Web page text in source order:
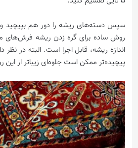
سپس دسته‌های ریشه را دور هم بپیچید و
روش ساده برای گره زدن ریشه فرش‌های
اندازه ریشه، قابل اجرا است. البته در
پیچیده‌تر ممکن است جلوه‌ای زیباتر از